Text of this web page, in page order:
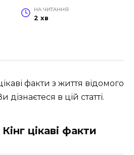
НА ЧИТАННЯ
2 хв
факти з життя відомого
дізнаєтеся в цій статті.
цікаві факти